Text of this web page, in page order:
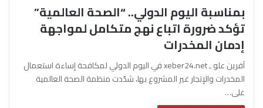
بمناسبة اليوم الدولي.. “الصحة العالمية”
تؤكد ضرورة اتباع نهج متكامل لمواجهة
إدمان المخدرات
آفرين علو ـ xeber24.net في اليوم الدولي لمكافحة إساءة استعمال
المخدرات والإتجار غير المشروع بها، شدّدت منظمة الصحة العالمية
على…